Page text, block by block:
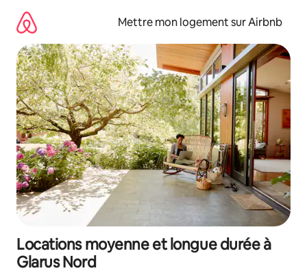
directement
contenu
Mettre mon logement sur Airbnb
Locations moyenne et longue durée à
Glarus Nord